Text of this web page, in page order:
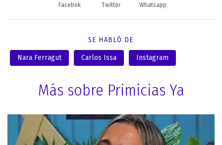
Facebok Twitter Whatsapp
SE HABLÓ DE
Nara Ferragut Carlos Issa Instagram
Más sobre Primicias Ya